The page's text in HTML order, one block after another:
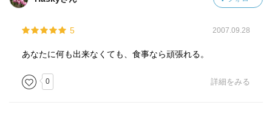
5 2007.09.28
あなたに何も出来なくても、食事なら頑張れる。
0 詳細をみる